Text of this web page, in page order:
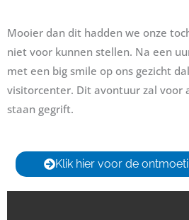
Mooier dan dit hadden we onze
niet voor kunnen stellen. Na een
met een big smile op ons gezicht
visitorcenter. Dit avontuur zal voor
staan gegrift.
Klik hier voor de